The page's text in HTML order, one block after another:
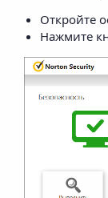
Откройте
Нажмите